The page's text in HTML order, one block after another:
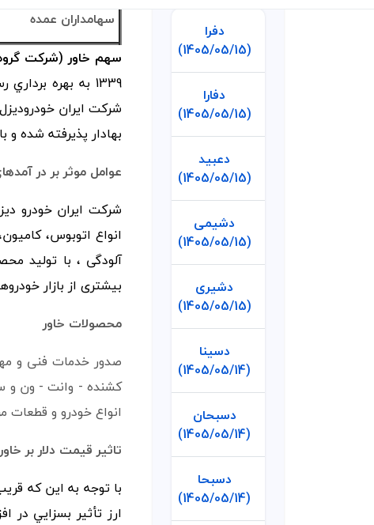
دفرا
(1405/05/15)
دفارا
(1405/05/15)
دعبید
(1405/05/15)
دشیمی
(1405/05/15)
دشیری
(1405/05/15)
دسینا
(1405/05/14)
دسبحان
(1405/05/14)
دسبحا
(1405/05/14)
سهامداران عمده
سهم خاور (شرکت
بهادار پذيرفته شده
عوامل موثر بر در
شرکت ایران خودرو
انواع اتوبوس،
آلودگی ، با تولید
بیشتری از بازار
محصولات خاور
صدور خدمات فنی و
کشنده - وانت - ون و
انواع خودرو و
تاثیر قیمت دلار بر خاور
ارز ﺗﺄﺛﻴﺮ ﺑﺴﺰاﻳﻲ